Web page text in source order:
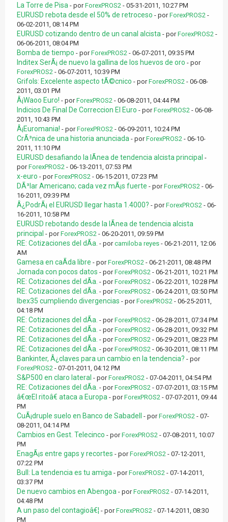
La Torre de Pisa - porForexPROS2 - 05-31-2011, 10:27 PM
EURUSD rebota desde el 50% de retroceso - porForexPROS2 -
06-02-2011, 08:14 PM
EURUSD cotizando dentro de un canal alcista - porForexPROS2 -
06-06-2011, 08:04 PM
Bomba de tiempo - porForexPROS2 - 06-07-2011, 09:35 PM
Inditex SerÃ¡ de nuevo la gallina de los huevos de oro - por
ForexPROS2 - 06-07-2011, 10:39 PM
Grifols: Excelente aspecto tÃ©cnico - porForexPROS2 - 06-08-
2011, 03:01 PM
Â¡Waoo Euro! - porForexPROS2 - 06-08-2011, 04:44 PM
Indicios De Final De Correccion El Euro - porForexPROS2 - 06-08-
2011, 10:43 PM
Â¡Euromania! - porForexPROS2 - 06-09-2011, 10:24 PM
CrÃ³nica de una historia anunciada - porForexPROS2 - 06-10-
2011, 11:10 PM
EURUSD desafiando la lÃ­nea de tendencia alcista principal -
porForexPROS2 - 06-13-2011, 07:53 PM
x-euro - porForexPROS2 - 06-15-2011, 07:23 PM
DÃ³lar Americano; cada vez mÃ¡s fuerte - porForexPROS2 - 06-
16-2011, 09:39 PM
Â¿PodrÃ¡ el EURUSD llegar hasta 1.4000? - porForexPROS2 - 06-
16-2011, 10:58 PM
EURUSD rebotando desde la lÃ­nea de tendencia alcista
principal - porForexPROS2 - 06-20-2011, 09:59 PM
RE: Cotizaciones del dÃ­a. - porcamiloba reyes - 06-21-2011, 12:06
AM
Gamesa en caÃ­da libre - porForexPROS2 - 06-21-2011, 08:48 PM
Jornada con pocos datos - porForexPROS2 - 06-21-2011, 10:21 PM
RE: Cotizaciones del dÃ­a. - porForexPROS2 - 06-22-2011, 10:28 PM
RE: Cotizaciones del dÃ­a. - porForexPROS2 - 06-24-2011, 03:50 PM
Ibex35 cumpliendo divergencias - porForexPROS2 - 06-25-2011,
04:18 PM
RE: Cotizaciones del dÃ­a. - porForexPROS2 - 06-28-2011, 07:34 PM
RE: Cotizaciones del dÃ­a. - porForexPROS2 - 06-28-2011, 09:32 PM
RE: Cotizaciones del dÃ­a. - porForexPROS2 - 06-29-2011, 08:23 PM
RE: Cotizaciones del dÃ­a. - porForexPROS2 - 06-30-2011, 08:11 PM
Bankinter, Â¿claves para un cambio en la tendencia? - por
ForexPROS2 - 07-01-2011, 04:12 PM
S&P500 en claro lateral - porForexPROS2 - 07-04-2011, 04:54 PM
RE: Cotizaciones del dÃ­a. - porForexPROS2 - 07-07-2011, 03:15 PM
â€œEl ritoâ€ ataca a Europa - porForexPROS2 - 07-07-2011, 09:44
PM
CuÃ¡druple suelo en Banco de Sabadell - porForexPROS2 - 07-
08-2011, 04:14 PM
Cambios en Gest. Telecinco - porForexPROS2 - 07-08-2011, 10:07
PM
EnagÃ¡s entre gaps y recortes - porForexPROS2 - 07-12-2011,
07:22 PM
Bull: La tendencia es tu amiga - porForexPROS2 - 07-14-2011,
03:37 PM
De nuevo cambios en Abengoa - porForexPROS2 - 07-14-2011,
04:48 PM
A un paso del contagioâ€¦ - porForexPROS2 - 07-14-2011, 08:30
PM